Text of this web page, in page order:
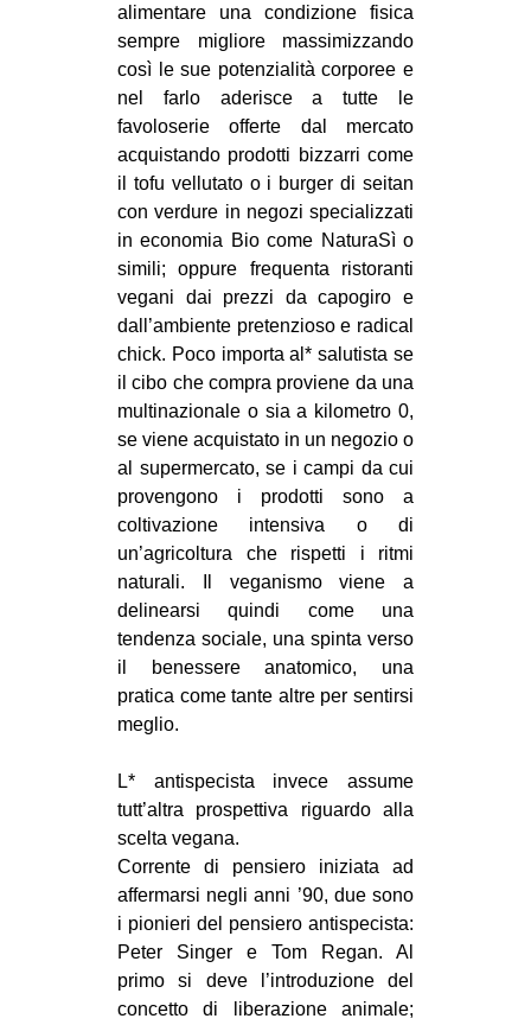
alimentare una condizione fisica
sempre migliore massimizzando
così le sue potenzialità corporee e
nel farlo aderisce a tutte le
favoloserie offerte dal mercato
acquistando prodotti bizzarri come
il tofu vellutato o i burger di seitan
con verdure in negozi specializzati
in economia Bio come NaturaSì o
simili; oppure frequenta ristoranti
vegani dai prezzi da capogiro e
dall’ambiente pretenzioso e radical
chick. Poco importa al* salutista se
il cibo che compra proviene da una
multinazionale o sia a kilometro 0,
se viene acquistato in un negozio o
al supermercato, se i campi da cui
provengono i prodotti sono a
coltivazione intensiva o di
un’agricoltura che rispetti i ritmi
naturali. Il veganismo viene a
delinearsi quindi come una
tendenza sociale, una spinta verso
il benessere anatomico, una
pratica come tante altre per sentirsi
meglio.
L* antispecista invece assume
tutt’altra prospettiva riguardo alla
scelta vegana.
Corrente di pensiero iniziata ad
affermarsi negli anni ’90, due sono
i pionieri del pensiero antispecista:
Peter Singer e Tom Regan. Al
primo si deve l’introduzione del
concetto di liberazione animale;